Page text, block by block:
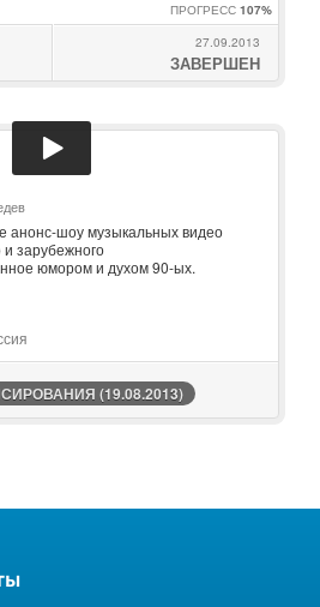
ПРОГРЕСС 107%
27.09.2013
ЗАВЕРШЕН
анонс-шоу музыкальных видео
и зарубежного
юмором и духом 90-ых.
(19.08.2013)